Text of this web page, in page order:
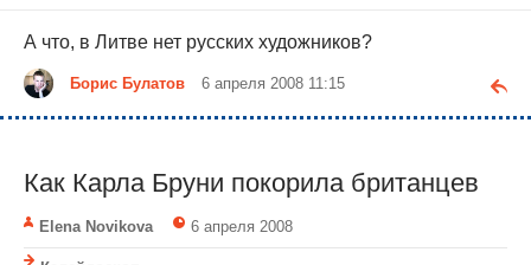
А что, в Литве нет русских художников?
Борис Булатов 6 апреля 2008 11:15
Как Карла Бруни покорила британцев
Elena Novikova 6 апреля 2008